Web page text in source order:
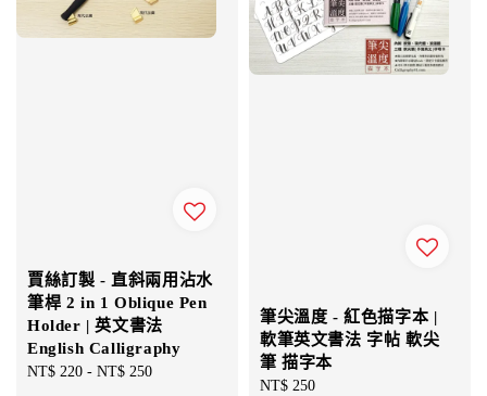
賈絲訂製 - 直斜兩用沾水
筆桿 2 in 1 Oblique Pen
Holder | 英文書法
English Calligraphy
Regular
NT$ 220 - NT$ 250
筆尖溫度 - 紅色描字本 |
軟筆英文書法 字帖 軟尖
筆 描字本
Regular
NT$ 250